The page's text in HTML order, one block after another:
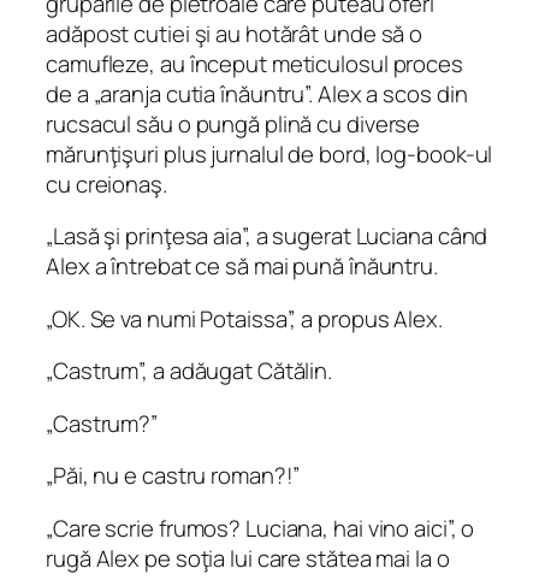
adăpost cutiei şi au hotărât unde să o
camufleze, au început meticulosul proces
de a „aranja cutia înăuntru”. Alex a scos din
rucsacul său o pungă plină cu diverse
mărunţişuri plus jurnalul de bord, log-book-ul
cu creionaş.
„Lasă şi prinţesa aia”, a sugerat Luciana când
Alex a întrebat ce să mai pună înăuntru.
„OK. Se va numi Potaissa”, a propus Alex.
„Castrum”, a adăugat Cătălin.
„Castrum?”
„Păi, nu e castru roman?!”
„Care scrie frumos? Luciana, hai vino aici”, o
rugă Alex pe soţia lui care stătea mai la o